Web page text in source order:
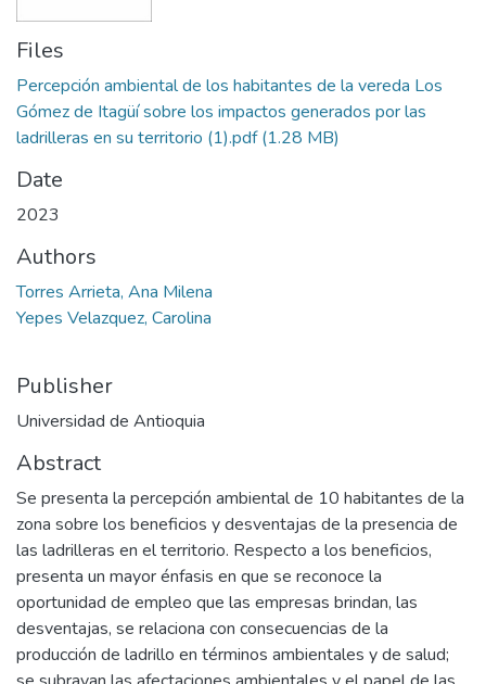
Files
Percepción ambiental de los habitantes de la vereda Los
Gómez de Itagüí sobre los impactos generados por las
ladrilleras en su territorio (1).pdf(1.28 MB)
Date
2023
Authors
Torres Arrieta, Ana Milena
Yepes Velazquez, Carolina
Publisher
Universidad de Antioquia
Abstract
Se presenta la percepción ambiental de 10 habitantes de la
zona sobre los beneficios y desventajas de la presencia de
las ladrilleras en el territorio. Respecto a los beneficios,
presenta un mayor énfasis en que se reconoce la
oportunidad de empleo que las empresas brindan, las
desventajas, se relaciona con consecuencias de la
producción de ladrillo en términos ambientales y de salud;